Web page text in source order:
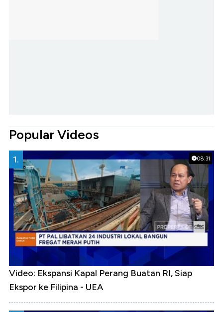
Popular Videos
08:31
1.
Video: Ekspansi Kapal Perang Buatan RI, Siap
Ekspor ke Filipina - UEA